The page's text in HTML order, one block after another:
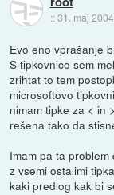
::31. maj
Evo eno vprašanje
S tipkovnico sem
zrihtat to tem
microsoftovo
nimam tipke za < in
rešena tako da
Imam pa ta
z vsemi ostalimi
kaki predlog kak bi